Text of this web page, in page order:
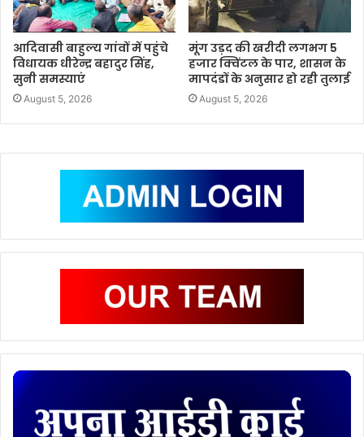
आदिवासी बाहुल्य गांवों में पहुंचे
विधायक धीरेन्द्र बहादुर सिंह,
सुनी समस्याएं
August 5, 2026
मूंग उड़द की खरीदी लगभग 5
हजार क्विंटल के पार, शासन के
मापदंडों के अनुसार हो रही तुलाई
August 5, 2026